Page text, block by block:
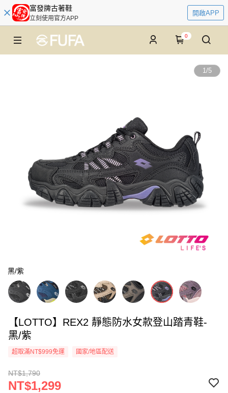
富發牌古著鞋
立刻使用官方APP
開啟APP
0
1/5
黑/紫
【LOTTO】REX2 靜態防水女款登山踏青鞋-
黑/紫
超取滿NT$999免運 國家/地區配送
NT$1,790
NT$1,299